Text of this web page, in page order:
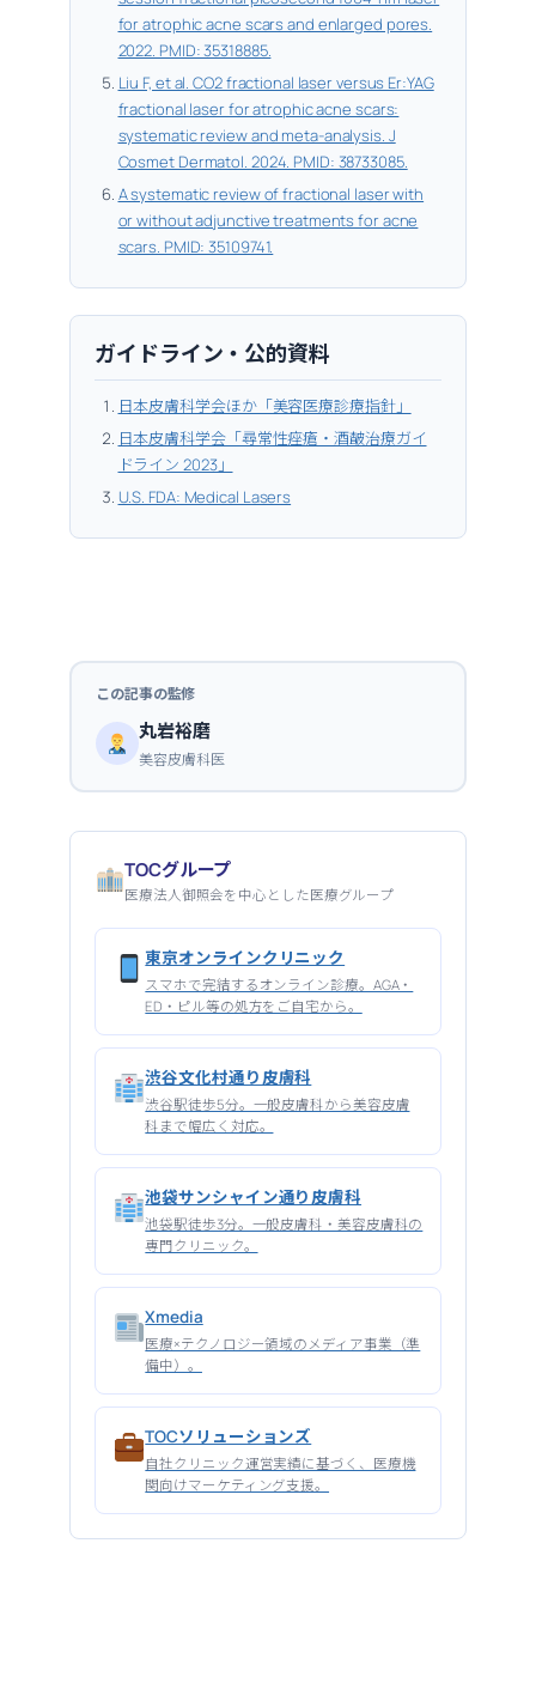
for atrophic acne scars and enlarged pores.
2022. PMID: 35318885.
Liu F, et al. CO2 fractional laser versus Er:YAG
fractional laser for atrophic acne scars:
systematic review and meta-analysis. J
Cosmet Dermatol. 2024. PMID: 38733085.
A systematic review of fractional laser with
or without adjunctive treatments for acne
scars. PMID: 35109741.
ガイドライン・公的資料
日本皮膚科学会ほか「美容医療診療指針」
日本皮膚科学会「尋常性痤瘡・酒皶治療ガイ
ドライン 2023」
U.S. FDA: Medical Lasers
この記事の監修
丸岩裕磨
美容皮膚科医
TOCグループ
医療法人御照会を中心とした医療グループ
東京オンラインクリニック
スマホで完結するオンライン診療。AGA・
ED・ピル等の処方をご自宅から。
渋谷文化村通り皮膚科
渋谷駅徒歩5分。一般皮膚科から美容皮膚
科まで幅広く対応。
池袋サンシャイン通り皮膚科
池袋駅徒歩3分。一般皮膚科・美容皮膚科の
専門クリニック。
Xmedia
医療×テクノロジー領域のメディア事業（準
備中）。
TOCソリューションズ
自社クリニック運営実績に基づく、医療機
関向けマーケティング支援。